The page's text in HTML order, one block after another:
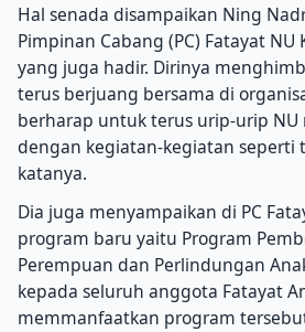
Hal senada disampaikan Ning
Pimpinan Cabang (PC) Fatayat
yang juga hadir. Dirinya
terus berjuang bersama di
berharap untuk terus urip-urip
dengan kegiatan-kegiatan seperti
katanya.
Dia juga menyampaikan di PC
program baru yaitu Program
Perempuan dan Perlindungan
kepada seluruh anggota Fatayat
memmanfaatkan program